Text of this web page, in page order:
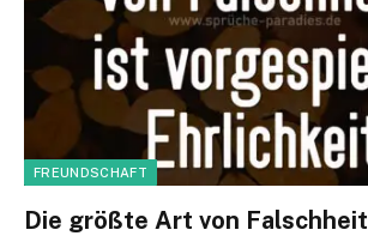
FREUNDSCHAFT
Die größte Art von Falschheit